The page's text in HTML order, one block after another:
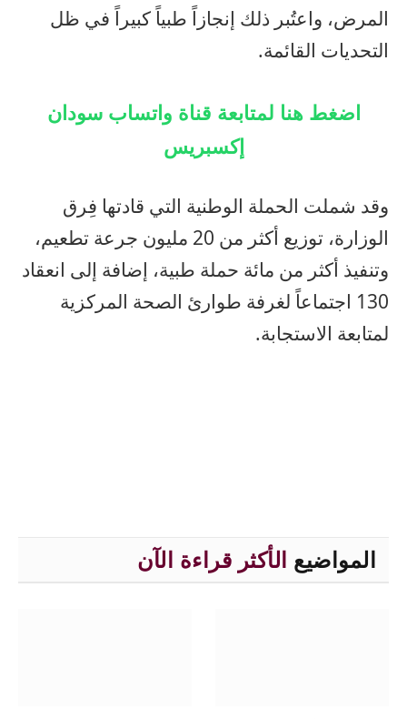
المرض، واعتُبر ذلك إنجازاً طبياً كبيراً في ظل
التحديات القائمة.
اضغط هنا لمتابعة قناة واتساب سودان
إكسبريس
وقد شملت الحملة الوطنية التي قادتها فِرق
الوزارة، توزيع أكثر من 20 مليون جرعة تطعيم،
وتنفيذ أكثر من مائة حملة طبية، إضافة إلى انعقاد
130 اجتماعاً لغرفة طوارئ الصحة المركزية
لمتابعة الاستجابة.
المواضيع الأكثر قراءة الآن